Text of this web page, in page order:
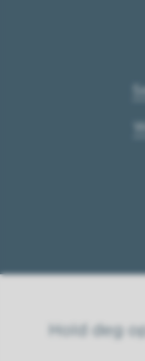
Hold deg